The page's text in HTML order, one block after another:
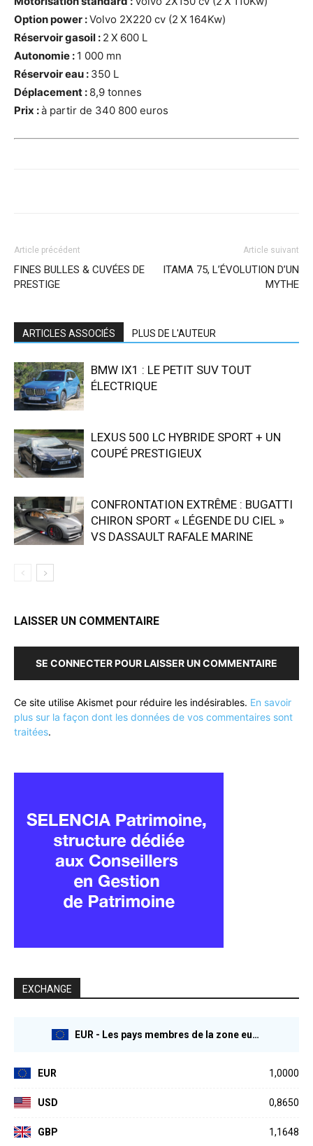
Option power :Volvo 2X220 cv (2 X 164Kw)
Réservoir gasoil : 2 X 600 L
Autonomie : 1 000 mn
Réservoir eau : 350 L
Déplacement : 8,9 tonnes
Prix :à partir de 340 800 euros
Article précédent
FINES BULLES & CUVÉES DE
PRESTIGE
Article suivant
ITAMA 75, L’ÉVOLUTION D’UN
MYTHE
ARTICLES ASSOCIÉS PLUS DE L'AUTEUR
BMW IX1 : LE PETIT SUV TOUT
ÉLECTRIQUE
LEXUS 500 LC HYBRIDE SPORT + UN
COUPÉ PRESTIGIEUX
CONFRONTATION EXTRÊME : BUGATTI
CHIRON SPORT « LÉGENDE DU CIEL »
VS DASSAULT RAFALE MARINE
LAISSER UN COMMENTAIRE
SE CONNECTER POUR LAISSER UN COMMENTAIRE
Ce site utilise Akismet pour réduire les indésirables. En savoir
plus sur la façon dont les données de vos commentaires sont
traitées.
EXCHANGE
EUR - Les pays membres de la zone euro
EUR 1,0000
USD 0,8650
GBP 1,1648